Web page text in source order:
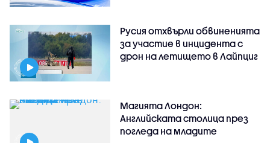
Русия отхвърли обвиненията
за участие в инцидента с
дрон на летището в Лайпциг
Магията Лондон:
Английската столица през
погледа на младите